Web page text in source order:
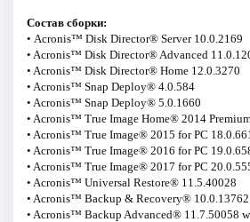
Состав сборки:
• Acronis™ Disk Director® Server 10.0.2169
• Acronis™ Disk Director® Advanced
• Acronis™ Disk Director® Home 12.0.3270
• Acronis™ Snap Deploy® 4.0.584
• Acronis™ Snap Deploy® 5.0.1660
• Acronis™ True Image Home® 2014
• Acronis™ True Image® 2015 for PC
• Acronis™ True Image® 2016 for PC
• Acronis™ True Image® 2017 for PC
• Acronis™ Universal Restore® 11.5.40028
• Acronis™ Backup & Recovery®
• Acronis™ Backup Advanced® 11.7.50058